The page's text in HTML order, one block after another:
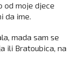
od moje djece
da ime.
mada sam se
ili Bratoubica, na